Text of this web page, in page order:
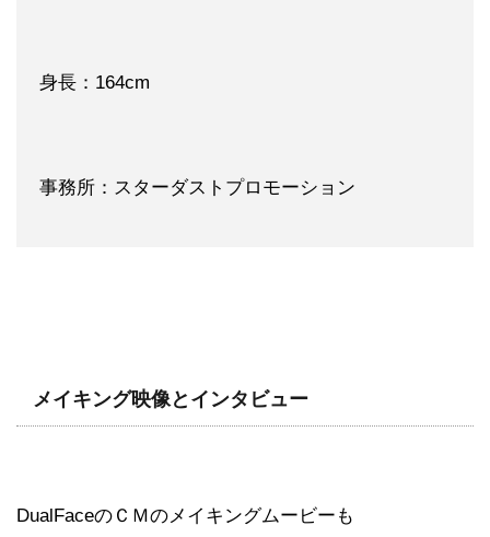
身長：164cm
事務所：スターダストプロモーション
メイキング映像とインタビュー
DualFaceのＣＭのメイキングムービーも